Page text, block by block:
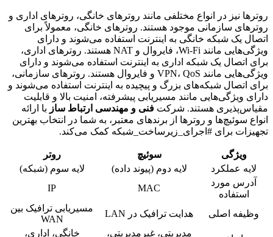
روترها نیز در انواع مختلفی مانند روترهای خانگی، روترهای اداری و
روترهای سازمانی موجود هستند. روترهای خانگی، معمولاً برای
اتصال یک شبکه خانگی به اینترنت استفاده می‌شوند و دارای
ویژگی‌هایی مانند Wi-Fi، فایروال و NAT هستند. روترهای اداری،
برای اتصال یک شبکه اداری به اینترنت استفاده می‌شوند و دارای
ویژگی‌هایی مانند VPN، QoS و فایروال هستند. روترهای سازمانی،
برای اتصال شبکه‌های بزرگ و پیچیده به اینترنت استفاده می‌شوند و
دارای ویژگی‌هایی مانند مسیریابی پیشرفته، امنیت بالا و قابلیت
مقیاس‌پذیری هستند. شرکت فنی و مهندسی ارتباط ساز با ارائه
انواع سوئیچ‌ها و روترها از برندهای معتبر، به شما در انتخاب بهترین
تجهیزات برای #اجرای_زیرساخت_شبکه کمک می‌کند.
ویژگی سوئیچ
روتر
لایه عملکرد
لایه دوم (پیوند داده)
لایه سوم (شبکه)
آدرس مورد
استفاده
MAC
IP
وظیفه اصلی هدایت ترافیک در LAN
مسیریابی ترافیک بین
WAN
مدیریتی، غیرمدیریتی،
خانگی، اداری،